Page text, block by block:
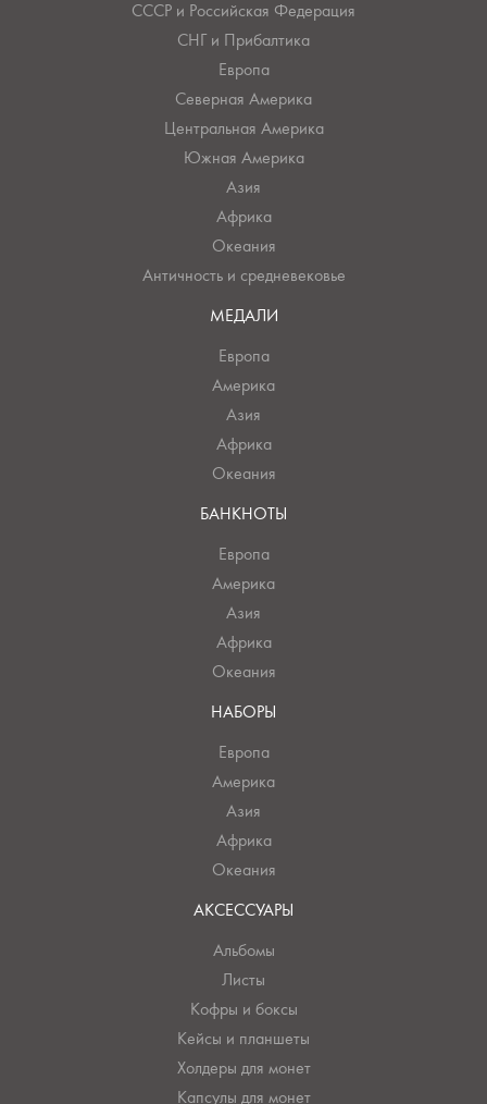
СССР и Российская Федерация
СНГ и Прибалтика
Европа
Северная Америка
Центральная Америка
Южная Америка
Азия
Африка
Океания
Античность и средневековье
МЕДАЛИ
Европа
Америка
Азия
Африка
Океания
БАНКНОТЫ
Европа
Америка
Азия
Африка
Океания
НАБОРЫ
Европа
Америка
Азия
Африка
Океания
АКСЕССУАРЫ
Альбомы
Листы
Кофры и боксы
Кейсы и планшеты
Холдеры для монет
Капсулы для монет